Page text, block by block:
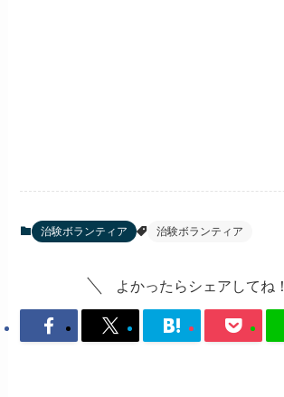
治験ボランティア 治験ボランティア
よかったらシェアしてね！